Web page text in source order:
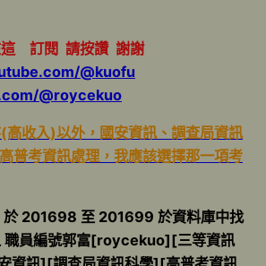
這 訂閱 請按讚 謝謝
@kuofu
@roycekuo
高收入)以外，國安資訊、調查局資訊
普考資訊處理，我應該選擇那一項考
於 201698 至 201699 於資料庫中找
職員編號郭富[roycekuo][三等資訊